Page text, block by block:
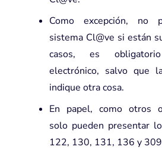
Como excepción, no
sistema Cl@ve si están
casos, es
electrónico, salvo que
indique otra cosa.
En papel, como otros
solo pueden presentar
122, 130, 131, 136 y